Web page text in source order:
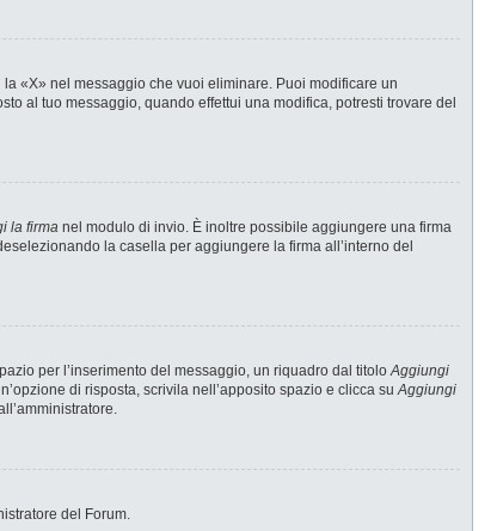
«X» nel messaggio che vuoi eliminare. Puoi modificare un
al tuo messaggio, quando effettui una modifica, potresti trovare del
la firma nel modulo di invio. È inoltre possibile aggiungere una firma
la casella per aggiungere la firma all’interno del
per l’inserimento del messaggio, un riquadro dal titoloAggiungi
di risposta, scrivila nell’apposito spazio e clicca suAggiungi
del Forum.